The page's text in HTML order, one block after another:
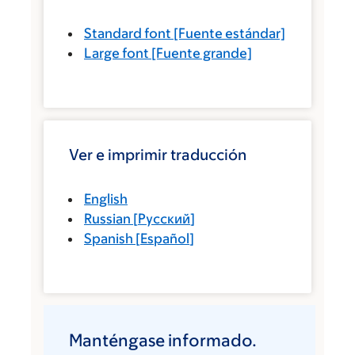
Standard font [Fuente estándar]
Large font [Fuente grande]
Ver e imprimir traducción
English
Russian [Русский]
Spanish [Español]
Manténgase informado.